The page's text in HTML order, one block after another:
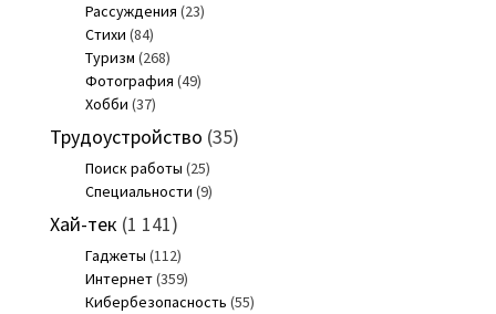
Рассуждения (23)
Стихи (84)
Туризм (268)
Фотография (49)
Хобби (37)
Трудоустройство (35)
Поиск работы (25)
Специальности (9)
Хай-тек (1 141)
Гаджеты (112)
Интернет(359)
Кибербезопасность (55)